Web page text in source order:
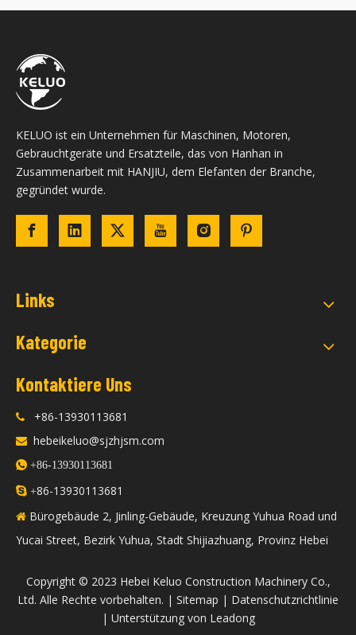
KELUO ist ein Unternehmen für Maschinen, Motoren,
Gebrauchtgeräte und Ersatzteile, das von Hanhan in
Zusammenarbeit mit HANJIU, dem Elefanten der Branche,
gegründet wurde.
Links
Kategorie
Kontaktiere Uns
 +86-13930113681
 hebeikeluo@sjzhjsm.com
 +86-13930113681
 +86-13930113681
 Bürogebäude 2, Jinling-Gebäude, Kreuzung Yuhua Road und
Yucai Street, Bezirk Yuhua, Stadt Shijiazhuang, Provinz Hebei
​Copyright © 2023 Hebei Keluo Construction Machinery Co.,
Ltd. Alle Rechte vorbehalten. | Sitemap | Datenschutzrichtlinie
| Unterstützung von Leadong